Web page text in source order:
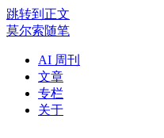
跳转到正文
莫尔索随笔
AI 周刊
文章
专栏
关于